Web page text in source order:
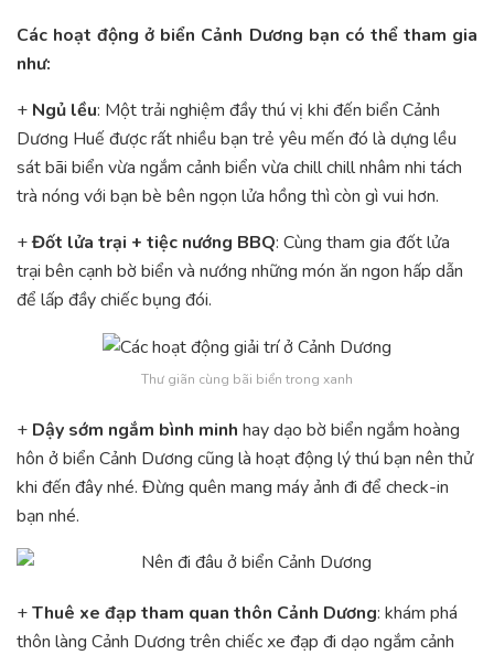
Các hoạt động ở biển Cảnh Dương bạn có thể tham gia
như:
+ Ngủ lều: Một trải nghiệm đầy thú vị khi đến biển Cảnh
Dương Huế được rất nhiều bạn trẻ yêu mến đó là dựng lều
sát bãi biển vừa ngắm cảnh biển vừa chill chill nhâm nhi tách
trà nóng với bạn bè bên ngọn lửa hồng thì còn gì vui hơn.
+Đốt lửa trại + tiệc nướng BBQ: Cùng tham gia đốt lửa
trại bên cạnh bờ biển và nướng những món ăn ngon hấp dẫn
để lấp đầy chiếc bụng đói.
Thư giãn cùng bãi biển trong xanh
+ Dậy sớm ngắm bình minh hay dạo bờ biển ngắm hoàng
hôn ở biển Cảnh Dương cũng là hoạt động lý thú bạn nên thử
khi đến đây nhé. Đừng quên mang máy ảnh đi để check-in
bạn nhé.
+Thuê xe đạp tham quan thôn Cảnh Dương: khám phá
thôn làng Cảnh Dương trên chiếc xe đạp đi dạo ngắm cảnh